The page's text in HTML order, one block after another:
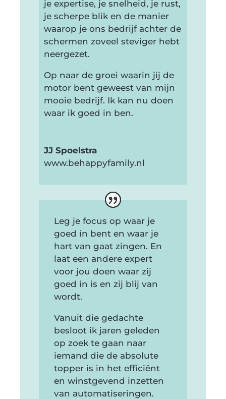
je expertise, je snelheid, je rust,
je scherpe blik en de manier
waarop je ons bedrijf achter de
schermen zoveel steviger hebt
neergezet.
Op naar de groei waarin jij de
motor bent geweest van mijn
mooie bedrijf. Ik kan nu doen
waar ik goed in ben.
JJ Spoelstra
www.behappyfamily.nl
Leg je focus op waar je
goed in bent en waar je
hart van gaat zingen. En
laat een andere expert
voor jou doen waar zij
goed in is en zij blij van
wordt.
Vanuit die gedachte
besloot ik jaren geleden
op zoek te gaan naar
iemand die de absolute
topper is in het efficiënt
en winstgevend inzetten
van automatiseringen.